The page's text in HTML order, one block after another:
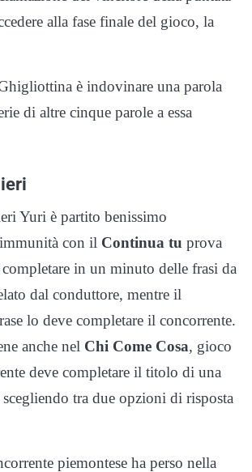
alla fase finale del gioco, la
è indovinare una parola
di altre cinque parole a essa
Yuri è partito benissimo
con il Continua tu prova
completare in un minuto delle frasi da
dal conduttore, mentre il
lo deve completare il concorrente.
anche nel Chi Come Cosa, gioco
deve completare il titolo di una
tra due opzioni di risposta
piemontese ha perso nella